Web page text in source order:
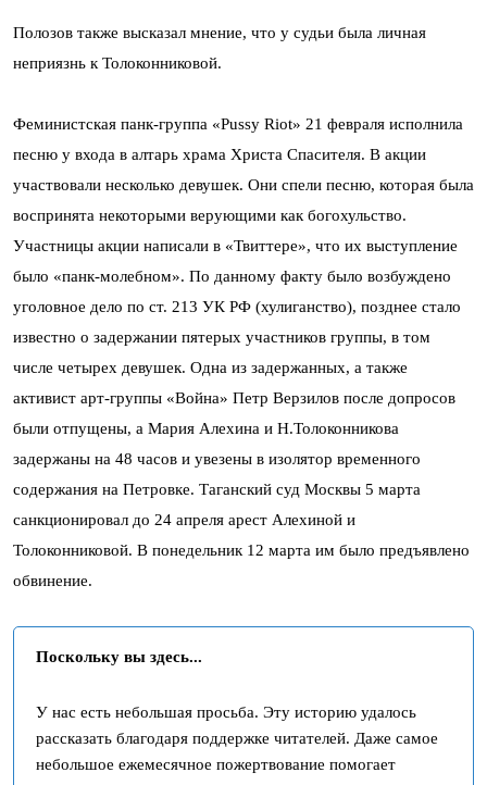
Полозов также высказал мнение, что у судьи была личная
неприязнь к Толоконниковой.
Феминистская панк-группа «Pussy Riot» 21 февраля исполнила
песню у входа в алтарь храма Христа Спасителя. В акции
участвовали несколько девушек. Они спели песню, которая была
воспринята некоторыми верующими как богохульство.
Участницы акции написали в «Твиттере», что их выступление
было «панк-молебном». По данному факту было возбуждено
уголовное дело по ст. 213 УК РФ (хулиганство), позднее стало
известно о задержании пятерых участников группы, в том
числе четырех девушек. Одна из задержанных, а также
активист арт-группы «Война» Петр Верзилов после допросов
были отпущены, а Мария Алехина и Н.Толоконникова
задержаны на 48 часов и увезены в изолятор временного
содержания на Петровке. Таганский суд Москвы 5 марта
санкционировал до 24 апреля арест Алехиной и
Толоконниковой. В понедельник 12 марта им было предъявлено
обвинение.
Поскольку вы здесь...
У нас есть небольшая просьба. Эту историю удалось
рассказать благодаря поддержке читателей. Даже самое
небольшое ежемесячное пожертвование помогает